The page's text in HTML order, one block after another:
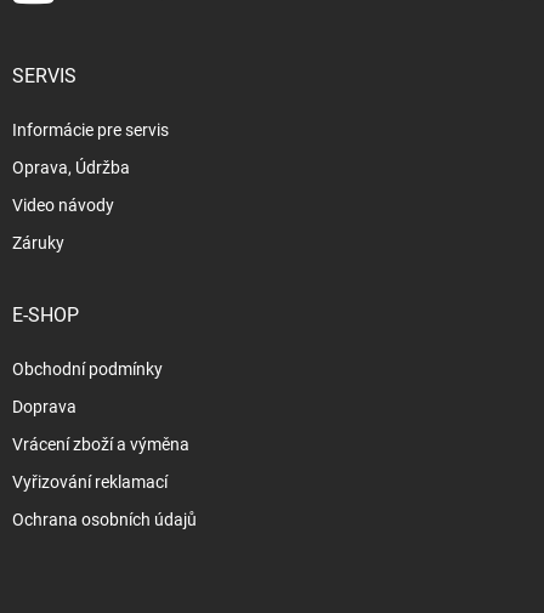
SERVIS
Informácie pre servis
Oprava, Údržba
Video návody
Záruky
E-SHOP
Obchodní podmínky
Doprava
Vrácení zboží a výměna
Vyřizování reklamací
Ochrana osobních údajů